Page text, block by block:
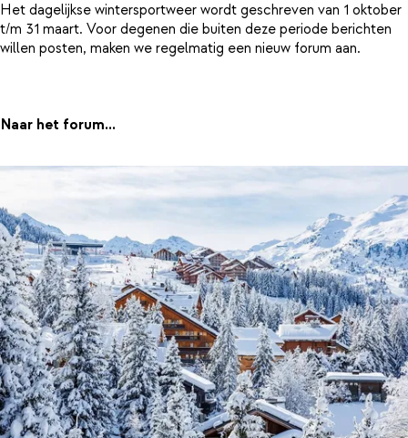
Het dagelijkse wintersportweer wordt geschreven van 1 oktober
t/m 31 maart. Voor degenen die buiten deze periode berichten
willen posten, maken we regelmatig een nieuw forum aan.
Naar het forum...